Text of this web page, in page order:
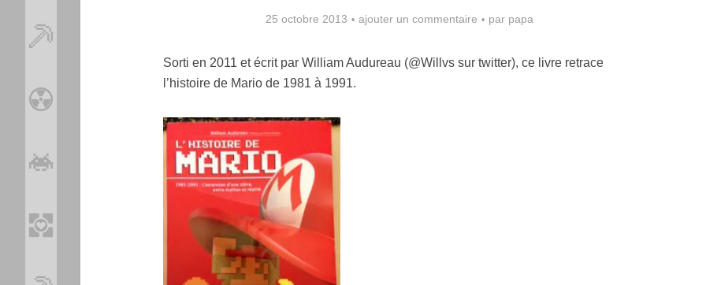
25 octobre 2013 ajouter un commentaire par papa
Sorti en 2011 et écrit par William Audureau (@Willvs sur twitter), ce livre retrace
l’histoire de Mario de 1981 à 1991.
Looking for Fael